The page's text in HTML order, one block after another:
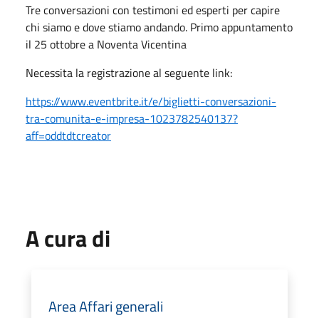
Tre conversazioni con testimoni ed esperti per capire
chi siamo e dove stiamo andando. Primo appuntamento
il 25 ottobre a Noventa Vicentina
Necessita la registrazione al seguente link:
https://www.eventbrite.it/e/biglietti-conversazioni-
tra-comunita-e-impresa-1023782540137?
aff=oddtdtcreator
A cura di
Area Affari generali